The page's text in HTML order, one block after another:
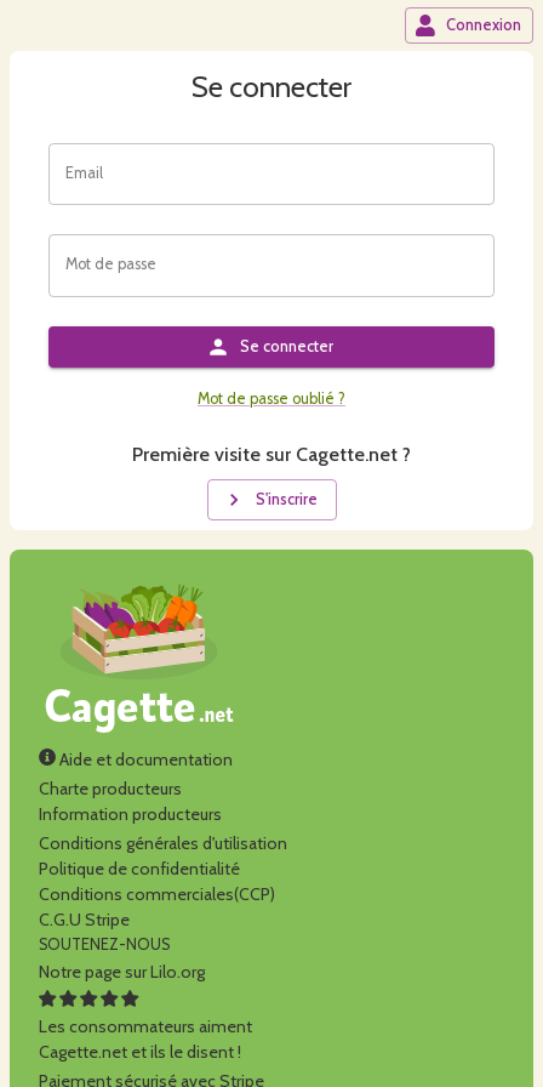
Connexion
Se connecter
Email
Mot de passe
Se connecter
Mot de passe oublié ?
Première visite sur Cagette.net ?
S'inscrire
Aide et documentation
Charte producteurs
Information producteurs
Conditions générales d'utilisation
Politique de confidentialité
Conditions commerciales(CCP)
C.G.U Stripe
SOUTENEZ-NOUS
Notre page sur Lilo.org
Les consommateurs aiment
Cagette.net et ils le disent !
Paiement sécurisé avec Stripe